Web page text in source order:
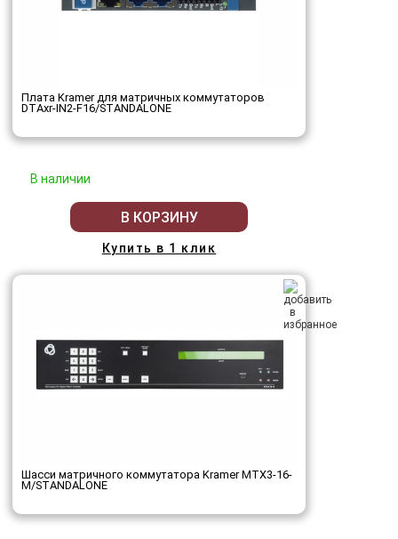
Плата Kramer для матричных коммутаторов
DTAxr-IN2-F16/STANDALONE
В наличии
В КОРЗИНУ
Купить в 1 клик
Шасси матричного коммутатора Kramer MTX3-16-
M/STANDALONE